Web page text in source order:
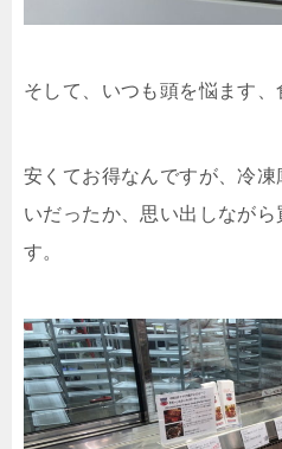
そして、いつも頭を悩ます、
安くてお得なんですが、冷
いだったか、思い出しなが
す。